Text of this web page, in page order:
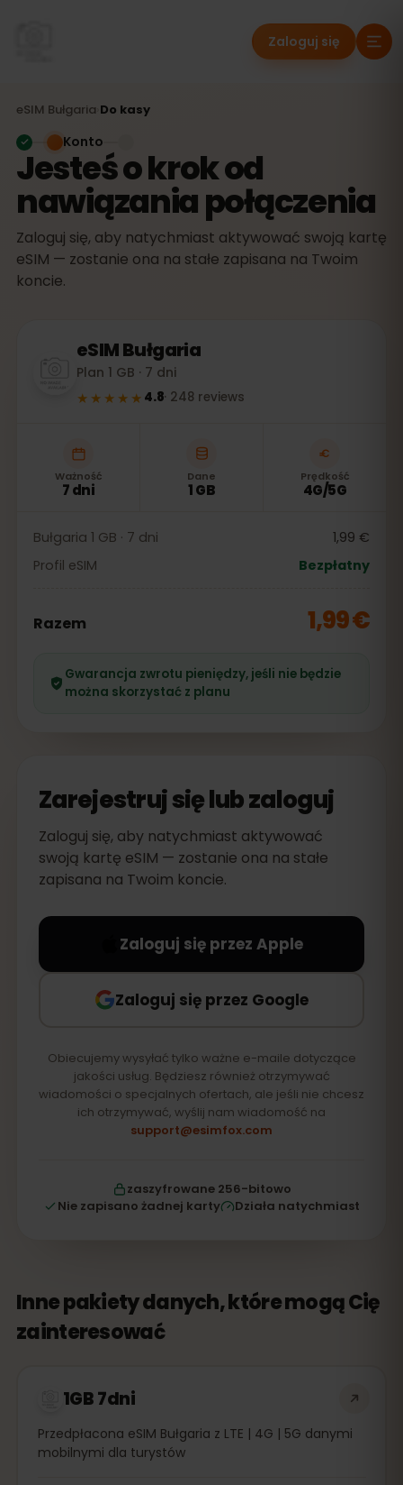
Zaloguj się
eSIM Bułgaria Do kasy
Jesteś o krok od
nawiązania połączenia
Zaloguj się, aby natychmiast aktywować swoją kartę
eSIM — zostanie ona na stałe zapisana na Twoim
koncie.
Konto
eSIMBułgaria
Plan 1 GB · 7 dni
★★★★★ 4.8· 248 reviews
Ważność
7 dni
Dane
1 GB
Prędkość
4G/5G
Bułgaria 1 GB · 7 dni
1,99 €
Profil eSIM
Bezpłatny
Razem 1,99 €
Gwarancja zwrotu pieniędzy, jeśli nie będzie
można skorzystać z planu
Zarejestruj się lub zaloguj
Zaloguj się, aby natychmiast aktywować
swoją kartę eSIM — zostanie ona na stałe
zapisana na Twoim koncie.
Zaloguj się przez Apple
Zaloguj się przez Google
Obiecujemy wysyłać tylko ważne e-maile dotyczące
jakości usług. Będziesz również otrzymywać
wiadomości o specjalnych ofertach, ale jeśli nie chcesz
ich otrzymywać, wyślij nam wiadomość na
support@esimfox.com
zaszyfrowane 256-bitowo
Nie zapisano żadnej karty
Działa natychmiast
Inne pakiety danych, które mogą Cię
zainteresować
1GB 7dni
Przedpłacona eSIM Bułgaria z LTE | 4G | 5G danymi
mobilnymi dla turystów